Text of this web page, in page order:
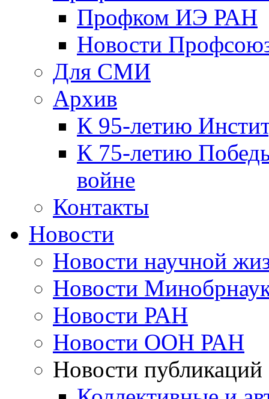
Профком ИЭ РАН
Новости
Для СМИ
Архив
К 95-летию
К 75-летию
войне
Контакты
Новости
Новости научной
Новости
Новости РАН
Новости ООН РАН
Новости публикаций